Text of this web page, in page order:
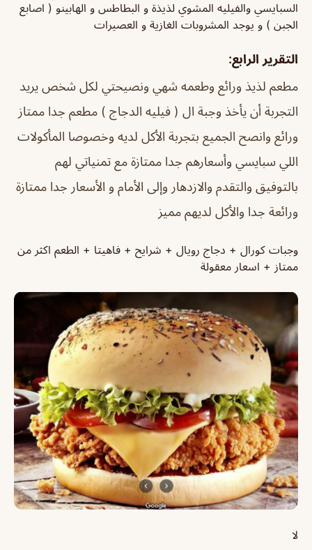
السبايسي والفيليه المشوي لذيذة و البطاطس و الهابينو ( اصابع
الجبن ) و يوجد المشروبات الغازية و العصيرات
التقرير الرابع:
مطعم لذيذ ورائع وطعمه شهي ونصيحتي لكل شخص يريد
التجربة أن يأخذ وجبة ال ( فيليه الدجاج ) ‏مطعم جدا ممتاز
ورائع وانصح الجميع بتجربة الأكل لديه وخصوصا المأكولات
اللي سبايسي وأسعارهم جدا ممتازة مع تمنياتي لهم
بالتوفيق والتقدم والازدهار وإلى الأمام و الأسعار جدا ممتازة
ورائعة جدا والأكل لديهم مميز
وجبات كورال + دجاج رويال + شرايح + فاهيتا + الطعم اكثر من
ممتاز + اسعار معقولة
لا